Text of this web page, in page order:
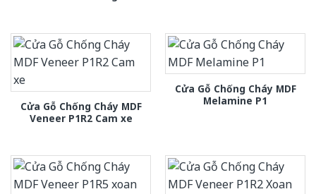
Cửa Gỗ Chống Cháy MDF
Veneer P1R2 Cam xe
Cửa Gỗ Chống Cháy MDF
Melamine P1